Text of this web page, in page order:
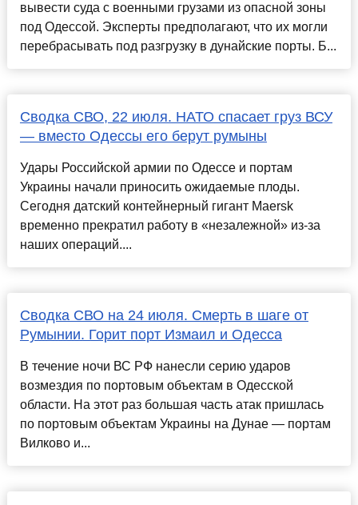
вывести суда с военными грузами из опасной зоны
под Одессой. Эксперты предполагают, что их могли
перебрасывать под разгрузку в дунайские порты. Б...
Сводка СВО, 22 июля. НАТО спасает груз ВСУ
— вместо Одессы его берут румыны
Удары Российской армии по Одессе и портам
Украины начали приносить ожидаемые плоды.
Сегодня датский контейнерный гигант Maersk
временно прекратил работу в «незалежной» из-за
наших операций....
Сводка СВО на 24 июля. Смерть в шаге от
Румынии. Горит порт Измаил и Одесса
В течение ночи ВС РФ нанесли серию ударов
возмездия по портовым объектам в Одесской
области. На этот раз большая часть атак пришлась
по портовым объектам Украины на Дунае — портам
Вилково и...